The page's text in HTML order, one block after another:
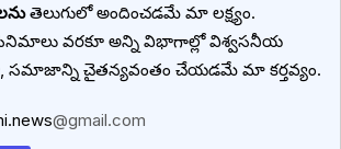
తెలుగులో అందించడమే మా లక్ష్యం.
వరకూ అన్ని విభాగాల్లో విశ్వసనీయ
సమాజాన్ని చైతన్యవంతం చేయడమే మా కర్తవ్యం.
@gmail.com